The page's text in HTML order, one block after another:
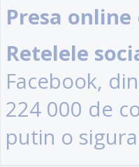
Presa online
Retelele
Facebook,
224 000 de
putin o